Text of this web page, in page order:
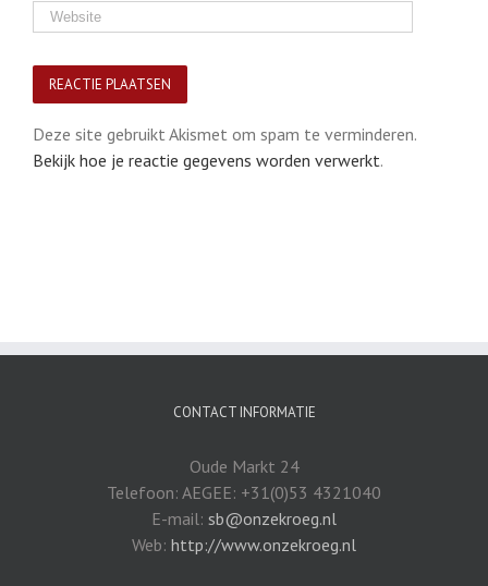
Deze site gebruikt Akismet om spam te verminderen.
Bekijk hoe je reactie gegevens worden verwerkt.
CONTACT INFORMATIE
Oude Markt 24
Telefoon: AEGEE: +31(0)53 4321040
E-mail: sb@onzekroeg.nl
Web: http://www.onzekroeg.nl